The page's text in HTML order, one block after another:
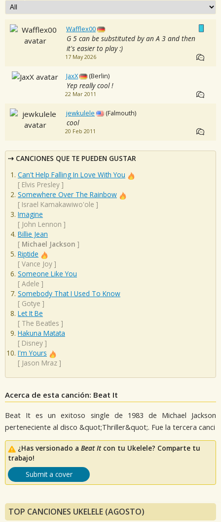
Wafflex00
G 5 can be substituted by an A 3 and then
it's easier to play :)
17 May 2026
JaxX (Berlin)
Yep really cool !
22 Mar 2011
jewkulele (Falmouth)
cool
20 Feb 2011
CANCIONES QUE TE PUEDEN GUSTAR
Can't Help Falling In Love With You
[ Elvis Presley ]
Somewhere Over The Rainbow
[ Israel Kamakawiwo'ole ]
Imagine
[ John Lennon ]
Billie Jean
[ Michael Jackson ]
Riptide
[ Vance Joy ]
Someone Like You
[ Adele ]
Somebody That I Used To Know
[ Gotye ]
Let It Be
[ The Beatles ]
Hakuna Matata
[ Disney ]
I'm Yours
[ Jason Mraz ]
Acerca de esta canción: Beat It
Beat It es un exitoso single de 1983 de Michael Jackson
perteneciente al disco &quot;Thriller&quot;. Fue la tercera canci
¿Has versionado a Beat Itcon tu Ukelele? Comparte tu
trabajo!
Submit a cover
TOP CANCIONES UKELELE (AGOSTO)